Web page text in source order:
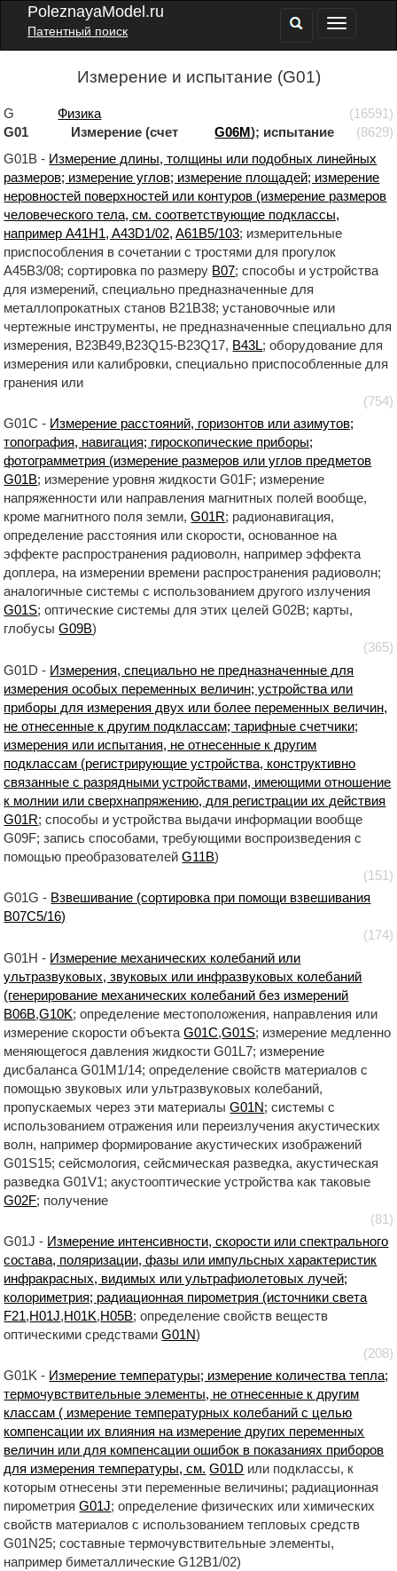
PoleznayaModel.ru
Патентный поиск
Измерение и испытание (G01)
G Физика
(16591)
G01 Измерение (счет
G06M); испытание
(8629)
G01B - Измерение длины, толщины или подобных линейных
размеров; измерение углов; измерение площадей; измерение
неровностей поверхностей или контуров (измерение размеров
человеческого тела, см. соответствующие подклассы,
например A41H1, A43D1/02, A61B5/103; измерительные
приспособления в сочетании с тростями для прогулок
A45B3/08; сортировка по размеру B07; способы и устройства
для измерений, специально предназначенные для
металлопрокатных станов B21B38; установочные или
чертежные инструменты, не предназначенные специально для
измерения, B23B49,B23Q15-B23Q17, B43L; оборудование для
измерения или калибровки, специально приспособленные для
гранения или
(754)
G01C - Измерение расстояний, горизонтов или азимутов;
топография, навигация; гироскопические приборы;
фотограмметрия (измерение размеров или углов предметов
G01B; измерение уровня жидкости G01F; измерение
напряженности или направления магнитных полей вообще,
кроме магнитного поля земли,G01R; радионавигация,
определение расстояния или скорости, основанное на
эффекте распространения радиоволн, например эффекта
доплера, на измерении времени распространения радиоволн;
аналогичные системы с использованием другого излучения
G01S; оптические системы для этих целей G02B; карты,
глобусыG09B)
(365)
G01D - Измерения, специально не предназначенные для
измерения особых переменных величин; устройства или
приборы для измерения двух или более переменных величин,
не отнесенные к другим подклассам; тарифные счетчики;
измерения или испытания, не отнесенные к другим
подклассам (регистрирующие устройства, конструктивно
связанные с разрядными устройствами, имеющими отношение
к молнии или сверхнапряжению, для регистрации их действия
G01R; способы и устройства выдачи информации вообще
G09F; запись способами, требующими воспроизведения с
помощью преобразователейG11B)
(151)
G01G - Взвешивание (сортировка при помощи взвешивания
B07C5/16)
(174)
G01H - Измерение механических колебаний или
ультразвуковых, звуковых или инфразвуковых колебаний
(генерирование механических колебаний без измерений
B06B,G10K; определение местоположения, направления или
измерение скорости объектаG01C,G01S; измерение медленно
меняющегося давления жидкости G01L7; измерение
дисбаланса G01M1/14; определение свойств материалов с
помощью звуковых или ультразвуковых колебаний,
пропускаемых через эти материалыG01N; системы с
использованием отражения или переизлучения акустических
волн, например формирование акустических изображений
G01S15; сейсмология, сейсмическая разведка, акустическая
разведка G01V1; акустооптические устройства как таковые
G02F; получение
(81)
G01J - Измерение интенсивности, скорости или спектрального
состава, поляризации, фазы или импульсных характеристик
инфракрасных, видимых или ультрафиолетовых лучей;
колориметрия; радиационная пирометрия (источники света
F21,H01J,H01K,H05B; определение свойств веществ
оптическими средствамиG01N)
(208)
G01K - Измерение температуры; измерение количества тепла;
термочувствительные элементы, не отнесенные к другим
классам ( измерение температурных колебаний с целью
компенсации их влияния на измерение других переменных
величин или для компенсации ошибок в показаниях приборов
для измерения температуры, см. G01D или подклассы, к
которым отнесены эти переменные величины; радиационная
пирометрияG01J; определение физических или химических
свойств материалов с использованием тепловых средств
G01N25; составные термочувствительные элементы,
например биметаллические G12B1/02)